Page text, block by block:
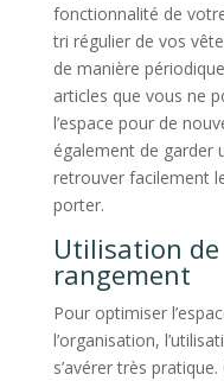
fonctionnalité de
tri régulier de vos
de manière
articles que vous ne
l’espace pour de
également de garder
retrouver facilement
porter.
Utilisation
rangement
Pour optimiser
l’organisation,
s’avérer très